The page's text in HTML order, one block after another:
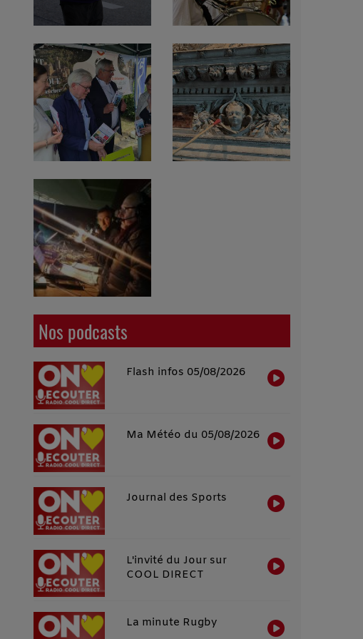
Nos podcasts
Flash infos 05/08/2026
Ma Météo du 05/08/2026
Journal des Sports
L'invité du Jour sur
COOL DIRECT
La minute Rugby